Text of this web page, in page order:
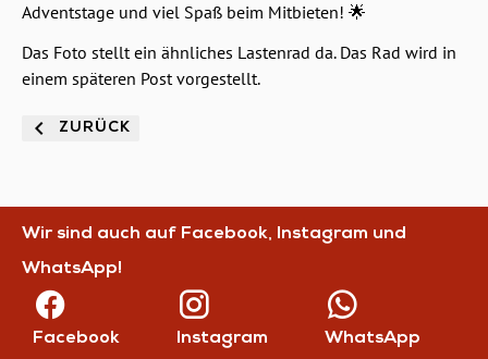
Adventstage und viel Spaß beim Mitbieten! 🌟
Das Foto stellt ein ähnliches Lastenrad da. Das Rad wird in
einem späteren Post vorgestellt.
ZURÜCK
Wir sind auch auf Facebook, Instagram und
WhatsApp!
Facebook Instagram WhatsApp